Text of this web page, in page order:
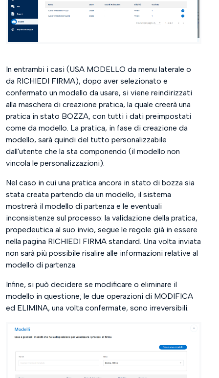
In entrambi i casi (USA MODELLO da menu laterale o
da RICHIEDI FIRMA), dopo aver selezionato e
confermato un modello da usare, si viene reindirizzati
alla maschera di creazione pratica, la quale creerà una
pratica in stato BOZZA, con tutti i dati preimpostati
come da modello. La pratica, in fase di creazione da
modello, sarà quindi del tutto personalizzabile
dall'utente che la sta componendo (il modello non
vincola le personalizzazioni).
Nel caso in cui una pratica ancora in stato di bozza sia
stata creata partendo da un modello, il sistema
mostrerà il modello di partenza e le eventuali
inconsistenze sul processo: la validazione della pratica,
propedeutica al suo invio, segue le regole già in essere
nella pagina RICHIEDI FIRMA standard. Una volta inviata
non sarà più possibile risalire alle informazioni relative al
modello di partenza.
Infine, si può decidere se modificare o eliminare il
modello in questione; le due operazioni di MODIFICA
ed ELIMINA, una volta confermate, sono irreversibili.